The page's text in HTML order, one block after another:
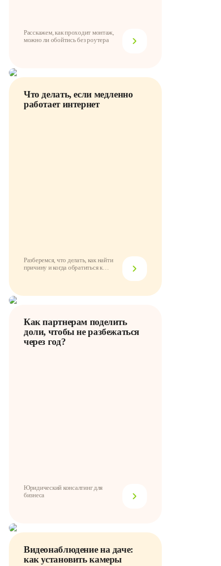
Расскажем, как проходит монтаж,
можно ли обойтись без роутера
Что делать, если медленно
работает интернет
Разберемся, что делать, как найти
причину и когда обратиться к
Как партнерам поделить
доли, чтобы не разбежаться
через год?
Юридический консалтинг для
бизнеса
Видеонаблюдение на даче:
как установить камеры